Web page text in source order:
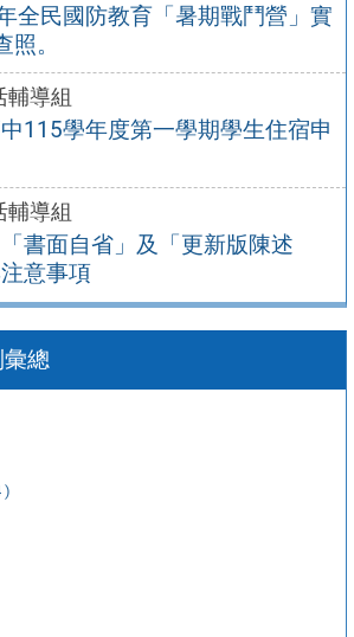
全民國防教育「暑期戰鬥營」實
。
輔導組
115學年度第一學期學生住宿申
輔導組
書面自省」及「更新版陳述
意事項
總
)